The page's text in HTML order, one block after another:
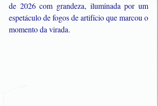
de 2026 com grandeza, iluminada por um
espetáculo de fogos de artifício que marcou o
momento da virada.